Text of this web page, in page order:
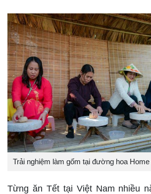
Trải nghiệm làm gốm tại đường hoa
Từng ăn Tết tại Việt Nam nhiều